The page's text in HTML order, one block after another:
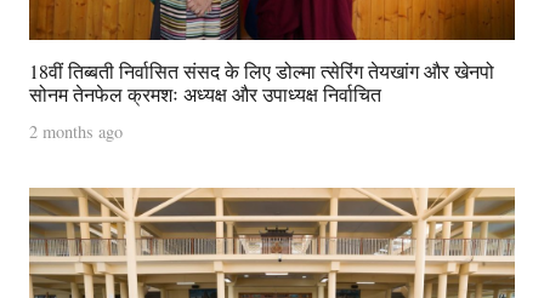
18वीं तिब्बती निर्वासित संसद के लिए डोल्मा त्सेरिंग तेयखांग और खेनपो
सोनम तेनफेल क्रमशः अध्यक्ष और उपाध्यक्ष निर्वाचित
2 months ago